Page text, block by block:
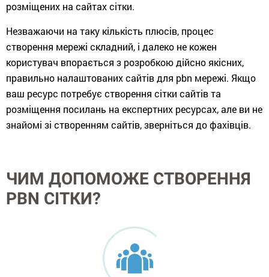
розміщених на сайтах сітки.
Незважаючи на таку кількість плюсів, процес
створення мережі складний, і далеко не кожен
користувач впорається з розробкою дійсно якісних,
правильно налаштованих сайтів для pbn мережі. Якщо
ваш ресурс потребує створення сітки сайтів та
розміщення посилань на експертних ресурсах, але ви не
знайомі зі створенням сайтів, зверніться до фахівців.
ЧИМ ДОПОМОЖЕ СТВОРЕННЯ
PBN СІТКИ?